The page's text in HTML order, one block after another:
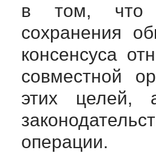
в том, что
сохранения
консенсуса
совместной
этих целей,
операции.